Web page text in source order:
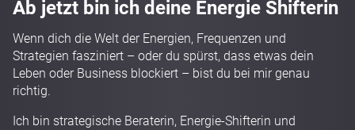
Ab jetzt bin ich deine Energie Shifterin
Wenn dich die Welt der Energien, Frequenzen und
Strategien fasziniert – oder du spürst, dass etwas dein
Leben oder Business blockiert – bist du bei mir genau
richtig.
Ich bin strategische Beraterin, Energie-Shifterin und